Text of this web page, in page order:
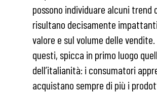
possono individuare alcuni trend
risultano decisamente
valore e sul volume delle vendite.
questi, spicca in primo luogo
dell’italianità: i consumatori
acquistano sempre di più i